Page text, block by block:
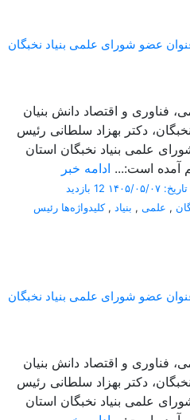
عضو شورای علمی بنیاد نخبگان
و اقتصاد دانش بنیان
دکتر بهزاد سلطانی رئیس
علمی بنیاد نخبگان استان
آمده است:... ادامه خبر
تاریخ: ۱۴۰۵/۰۵/۰۷
12 بازدید
, علمی , بنیاد ,کلیدواژه‌ها رئیس
عضو شورای علمی بنیاد نخبگان
و اقتصاد دانش بنیان
دکتر بهزاد سلطانی رئیس
علمی بنیاد نخبگان استان